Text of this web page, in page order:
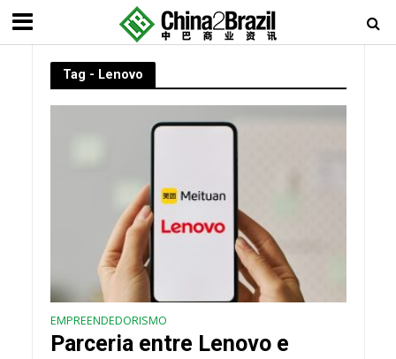
Tag - Lenovo
EMPREENDEDORISMO
Parceria entre Lenovo e